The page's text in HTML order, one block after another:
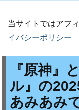
当サイトではアフ
イバシーポリシー
『原神』
ル』の
あみあみ